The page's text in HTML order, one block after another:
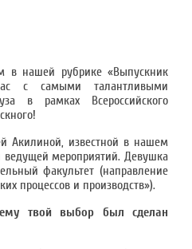
в нашей рубрике «Выпускник
с самыми талантливыми
в рамках Всероссийского
Акилиной, известной в нашем
ведущей мероприятий. Девушка
факультет (направление
процессов и производств»).
твой выбор был сделан